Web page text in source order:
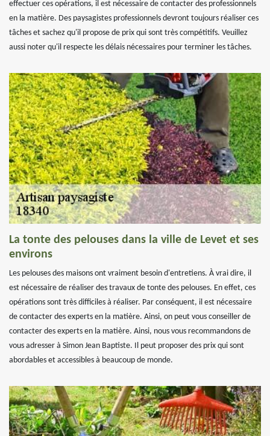
effectuer ces opérations, il est nécessaire de contacter des professionnels
en la matière. Des paysagistes professionnels devront toujours réaliser ces
tâches et sachez qu'il propose de prix qui sont très compétitifs. Veuillez
aussi noter qu'il respecte les délais nécessaires pour terminer les tâches.
La tonte des pelouses dans la ville de Levet et ses
environs
Les pelouses des maisons ont vraiment besoin d'entretiens. À vrai dire, il
est nécessaire de réaliser des travaux de tonte des pelouses. En effet, ces
opérations sont très difficiles à réaliser. Par conséquent, il est nécessaire
de contacter des experts en la matière. Ainsi, on peut vous conseiller de
contacter des experts en la matière. Ainsi, nous vous recommandons de
vous adresser à Simon Jean Baptiste. Il peut proposer des prix qui sont
abordables et accessibles à beaucoup de monde.